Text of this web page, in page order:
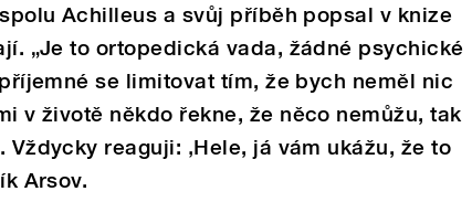
Achilleus a svůj příběh popsal v knize
„Je to ortopedická vada, žádné psychické
se limitovat tím, že bych neměl nic
v životě někdo řekne, že něco nemůžu, tak
reaguji: ‚Hele, já vám ukážu, že to
Arsov.